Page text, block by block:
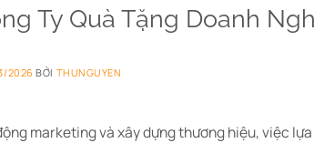
Ty Quà Tặng Doanh
2026 BỞI THUNGUYEN
marketing và xây dựng thương hiệu, việc